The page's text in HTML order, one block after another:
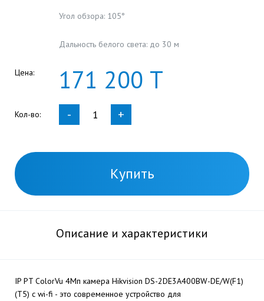
Угол обзора: 105°
Дальность белого света: до 30 м
Цена: 171 200 Т
Кол-во: - +
Купить
Описание и характеристики
IP PT ColorVu 4Мп камера Hikvision DS-2DE3A400BW-DE/W(F1)
(T5) с wi-fi - это современное устройство для